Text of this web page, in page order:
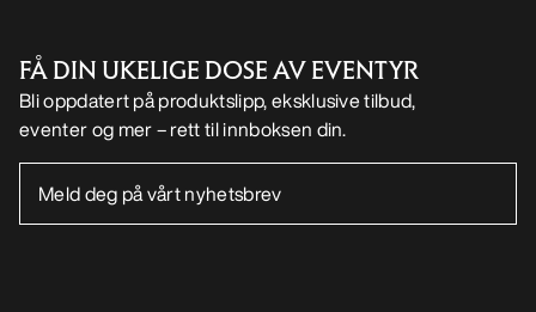
FÅ DIN UKELIGE DOSE AV EVENTYR
Bli oppdatert på produktslipp, eksklusive tilbud,
eventer og mer – rett til innboksen din.